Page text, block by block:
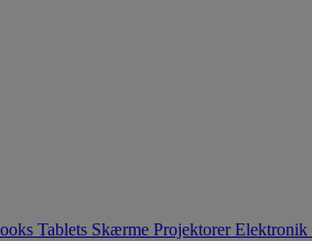
Tablets Skærme ProjektorerElektronik